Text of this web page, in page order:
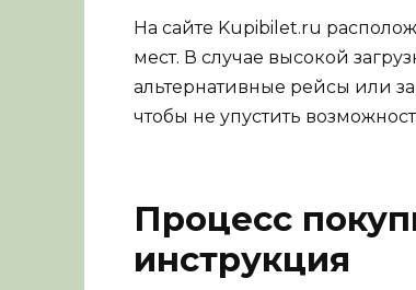
На сайте Kupibilet.ru
мест. В случае высокой
альтернативные рейсы или
чтобы не упустить
Процесс
инструкция